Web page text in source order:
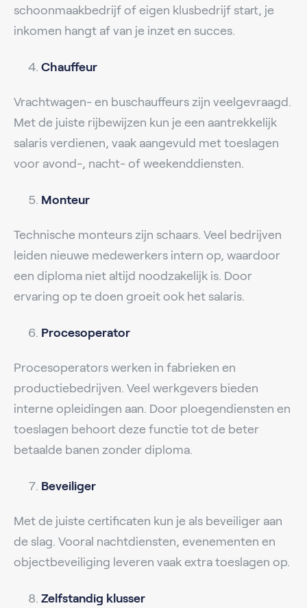
schoonmaakbedrijf of eigen klusbedrijf start, je
inkomen hangt af van je inzet en succes.
Chauffeur
Vrachtwagen- en buschauffeurs zijn veelgevraagd.
Met de juiste rijbewijzen kun je een aantrekkelijk
salaris verdienen, vaak aangevuld met toeslagen
voor avond-, nacht- of weekenddiensten.
Monteur
Technische monteurs zijn schaars. Veel bedrijven
leiden nieuwe medewerkers intern op, waardoor
een diploma niet altijd noodzakelijk is. Door
ervaring op te doen groeit ook het salaris.
Procesoperator
Procesoperators werken in fabrieken en
productiebedrijven. Veel werkgevers bieden
interne opleidingen aan. Door ploegendiensten en
toeslagen behoort deze functie tot de beter
betaalde banen zonder diploma.
Beveiliger
Met de juiste certificaten kun je als beveiliger aan
de slag. Vooral nachtdiensten, evenementen en
objectbeveiliging leveren vaak extra toeslagen op.
Zelfstandig klusser